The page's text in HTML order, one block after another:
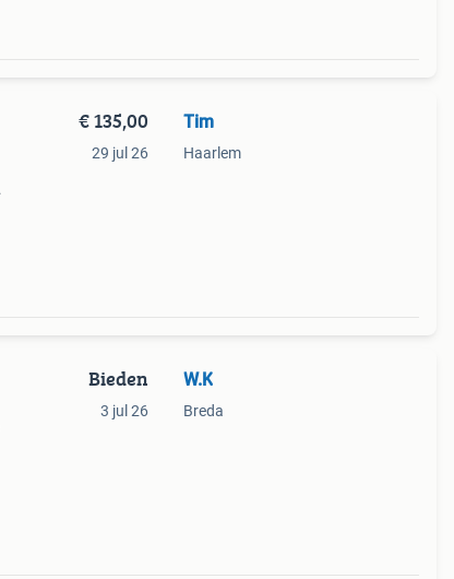
€ 135,00
29 jul 26
Tim
Haarlem
Bieden
3 jul 26
W.K
Breda